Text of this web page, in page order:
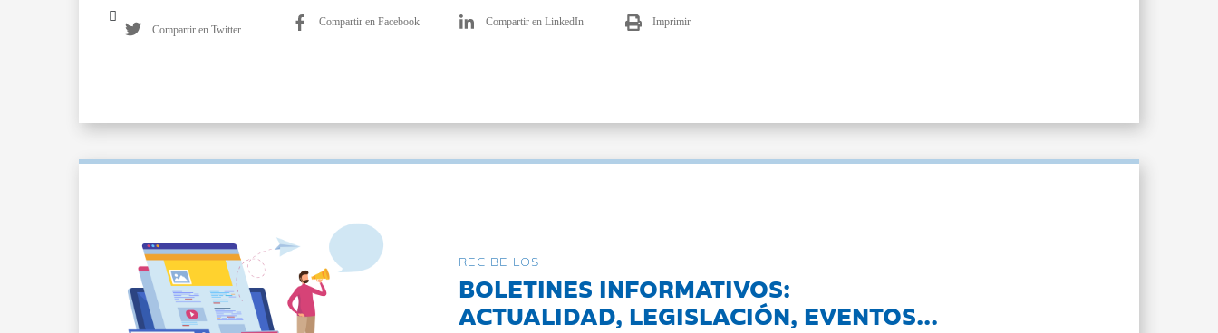
Compartir en Twitter
Compartir en Facebook Compartir en LinkedIn Imprimir
RECIBE LOS
BOLETINES INFORMATIVOS:
ACTUALIDAD, LEGISLACIÓN, EVENTOS...